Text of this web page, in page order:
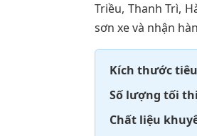
Triều, Thanh Trì,
sơn xe và nhận
Kích thước
Số lượng tối
Chất liệu